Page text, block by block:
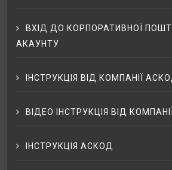
ВХІД ДО КОРПОРАТИВНОЇ
АКАУНТУ
ІНСТРУКЦІЯ ВІД КОМПАНІЇ
ВІДЕО ІНСТРУКЦІЯ ВІД
ІНСТРУКЦІЯ АСКОД